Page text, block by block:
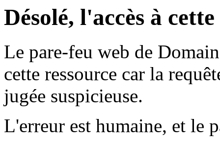
Désolé, l'accès à
Le pare-feu web de
cette ressource car la
jugée suspicieuse.
L'erreur est humaine, et le